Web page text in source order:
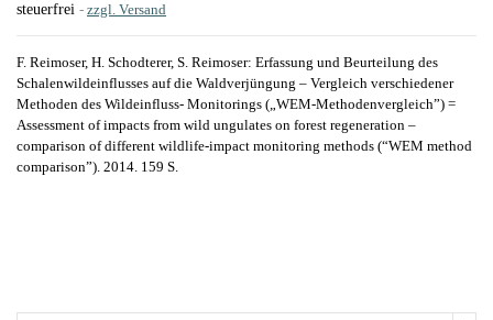
steuerfrei zzgl. Versand
F. Reimoser, H. Schodterer, S. Reimoser: Erfassung und Beurteilung des
Schalenwildeinflusses auf die Waldverjüngung – Vergleich verschiedener
Methoden des Wildeinfluss‐ Monitorings („WEM‐Methodenvergleich”) =
Assessment of impacts from wild ungulates on forest regeneration –
comparison of different wildlife‐impact monitoring methods (“WEM method
comparison”). 2014. 159 S.